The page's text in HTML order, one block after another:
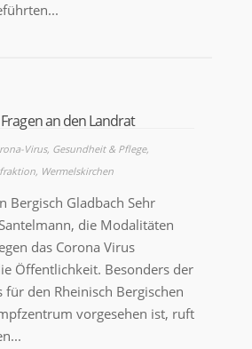
an den Landrat
Virus, Gesundheit & Pflege,
, Wermelskirchen
Bergisch Gladbach Sehr
die Modalitäten
das Corona Virus
Öffentlichkeit. Besonders der
für den Rheinisch Bergischen
vorgesehen ist, ruft